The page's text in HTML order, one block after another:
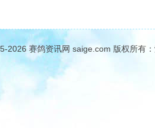
2026 赛鸽资讯网 saige.com 版权所有